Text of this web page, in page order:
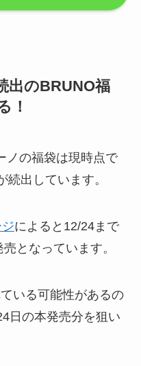
出のBRUNO福
！
ノの福袋は現時点で
続出しています。
によると12/24まで
となっています。
いる可能性があるの
日の本発売分を狙い